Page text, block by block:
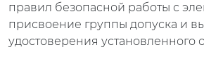
правил безопасной работы с
присвоение группы допуска и
удостоверения установленного